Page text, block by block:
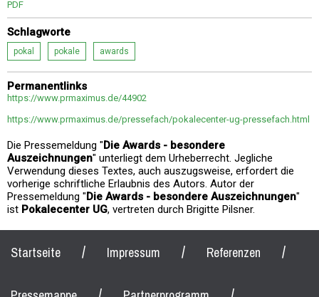
PDF
Schlagworte
pokal pokale awards
Permanentlinks
https://www.prmaximus.de/44902
https://www.prmaximus.de/pressefach/pokalecenter-ug-pressefach.html
Die Pressemeldung "Die Awards - besondere
Auszeichnungen" unterliegt dem Urheberrecht. Jegliche
Verwendung dieses Textes, auch auszugsweise, erfordert die
vorherige schriftliche Erlaubnis des Autors. Autor der
Pressemeldung "Die Awards - besondere Auszeichnungen"
ist Pokalecenter UG, vertreten durch Brigitte Pilsner.
Startseite / Impressum / Referenzen /